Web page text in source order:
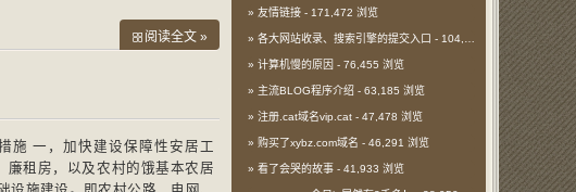
阅读全文 »
施 一，加快建设保障性安居工
廉租房，以及农村的饿基本农居
友情链接 - 171,472 浏览
各大网站收录、搜索引擎的提交入口 - 104,391 浏览
计算机慢的原因 - 76,455 浏览
主流BLOG程序介绍 - 63,185 浏览
注册.cat域名vip.cat - 47,478 浏览
购买了xybz.com域名 - 46,291 浏览
看了会哭的故事 - 41,933 浏览